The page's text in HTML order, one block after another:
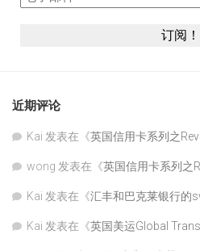
近期评论
Kai 发表在《英国信用卡系列之
wong 发表在《英国信用卡系列之
Kai 发表在《汇丰和巴克莱银行的
Kai 发表在《英国美运Global